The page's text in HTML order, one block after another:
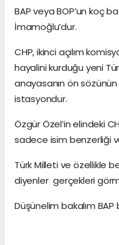
BAP veya BOP’un koç
İmamoğlu’dur.
CHP, ikinci açılım
hayalini kurduğu yeni
anayasanın ön sözünün
istasyondur.
Özgür Özel’in elindeki
sadece isim benzerliği
Türk Milleti ve özellikle
diyenler gerçekleri
Düşünelim bakalım BAP